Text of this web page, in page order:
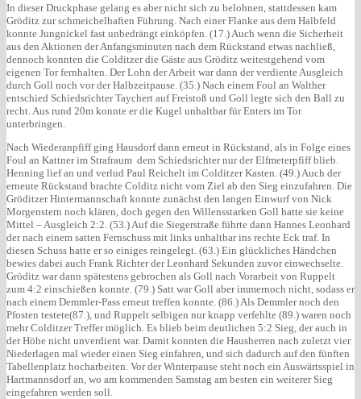
In dieser Druckphase gelang es aber nicht sich zu belohnen, stattdessen kam
Gröditz zur schmeichelhaften Führung. Nach einer Flanke aus dem Halbfeld
konnte Jungnickel fast unbedrängt einköpfen. (17.) Auch wenn die Sicherheit
aus den Aktionen der Anfangsminuten nach dem Rückstand etwas nachließ,
dennoch konnten die Colditzer die Gäste aus Gröditz weitestgehend vom
eigenen Tor fernhalten. Der Lohn der Arbeit war dann der verdiente Ausgleich
durch Goll noch vor der Halbzeitpause. (35.) Nach einem Foul an Walther
entschied Schiedsrichter Taychert auf Freistoß und Goll legte sich den Ball zu
recht. Aus rund 20m konnte er die Kugel unhaltbar für Enters im Tor
unterbringen.
Nach Wiederanpfiff ging Hausdorf dann erneut in Rückstand, als in Folge eines
Foul an Kattner im Strafraum dem Schiedsrichter nur der Elfmeterpfiff blieb.
Henning lief an und verlud Paul Reichelt im Colditzer Kasten. (49.) Auch der
erneute Rückstand brachte Colditz nicht vom Ziel ab den Sieg einzufahren. Die
Gröditzer Hintermannschaft konnte zunächst den langen Einwurf von Nick
Morgenstern noch klären, doch gegen den Willensstarken Goll hatte sie keine
Mittel – Ausgleich 2:2. (53.) Auf die Siegerstraße führte dann Hannes Leonhard
der nach einem satten Fernschuss mit links unhaltbar ins rechte Eck traf. In
diesen Schuss hatte er so einiges reingelegt. (63.) Ein glückliches Händchen
bewies dabei auch Frank Richter der Leonhard Sekunden zuvor einwechselte.
Gröditz war dann spätestens gebrochen als Goll nach Vorarbeit von Ruppelt
zum 4:2 einschießen konnte. (79.) Satt war Goll aber immernoch nicht, sodass er
nach einem Demmler-Pass erneut treffen konnte. (86.) Als Demmler noch den
Pfosten testete(87.), und Ruppelt selbigen nur knapp verfehlte (89.) waren noch
mehr Colditzer Treffer möglich. Es blieb beim deutlichen 5:2 Sieg, der auch in
der Höhe nicht unverdient war. Damit konnten die Hausherren nach zuletzt vier
Niederlagen mal wieder einen Sieg einfahren, und sich dadurch auf den fünften
Tabellenplatz hocharbeiten. Vor der Winterpause steht noch ein Auswärtsspiel in
Hartmannsdorf an, wo am kommenden Samstag am besten ein weiterer Sieg
eingefahren werden soll.